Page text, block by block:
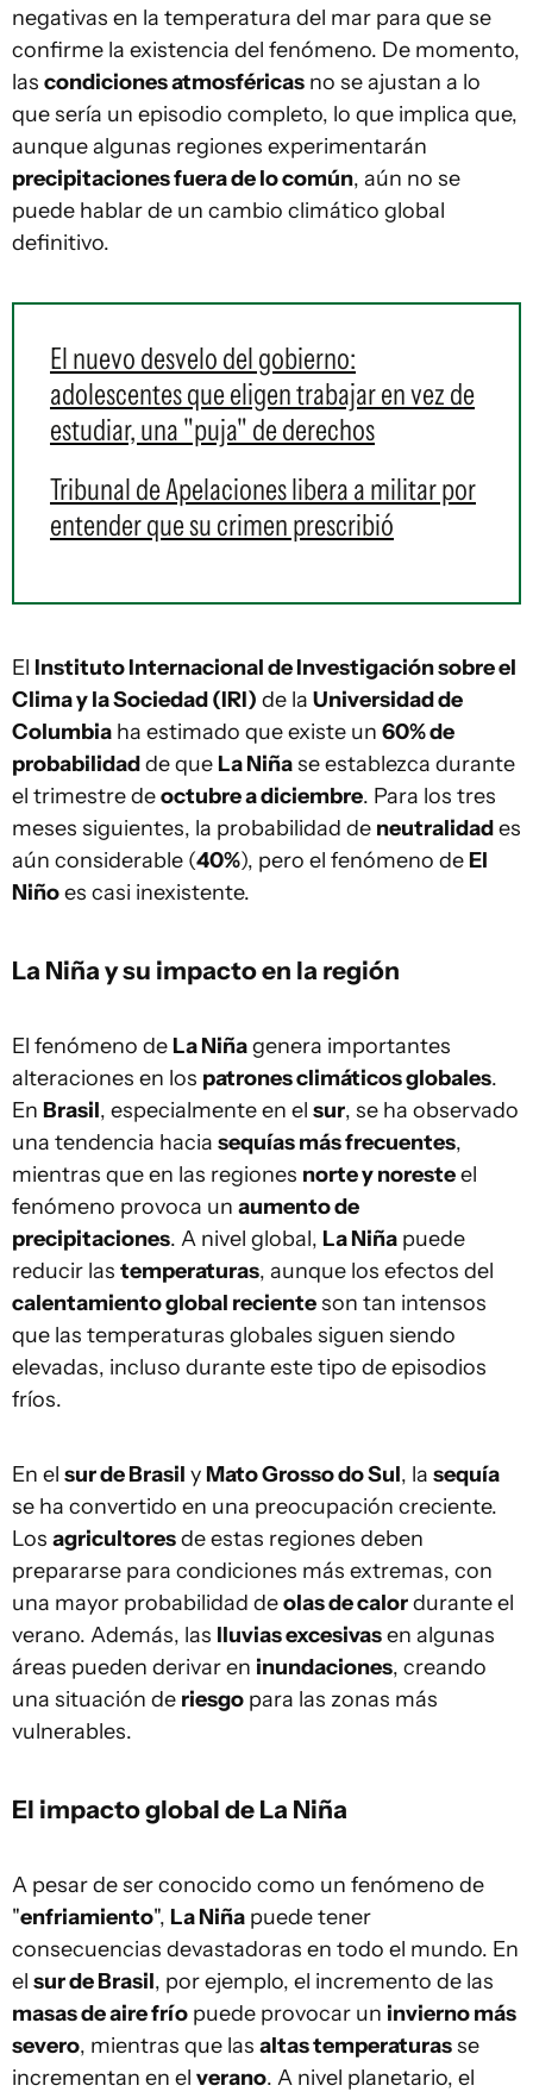
negativas en la temperatura del mar para que se
confirme la existencia del fenómeno. De momento,
las condiciones atmosféricas no se ajustan a lo
que sería un episodio completo, lo que implica que,
aunque algunas regiones experimentarán
precipitaciones fuera de lo común, aún no se
puede hablar de un cambio climático global
definitivo.
El nuevo desvelo del gobierno:
adolescentes que eligen trabajar en vez de
estudiar, una "puja" de derechos
Tribunal de Apelaciones libera a militar por
entender que su crimen prescribió
El Instituto Internacional de Investigación sobre el
Clima y la Sociedad (IRI) de la Universidad de
Columbia ha estimado que existe un 60% de
probabilidadde que La Niñase establezca durante
el trimestre deoctubre a diciembre. Para los tres
meses siguientes, la probabilidad de neutralidades
aún considerable (40%), pero el fenómeno de El
Niñoes casi inexistente.
La Niña y su impacto en la región
El fenómeno de La Niñagenera importantes
alteraciones en los patrones climáticos globales.
En Brasil, especialmente en el sur, se ha observado
una tendencia hacia sequías más frecuentes,
mientras que en las regiones norte y noresteel
fenómeno provoca un aumento de
precipitaciones. A nivel global, La Niña puede
reducir las temperaturas, aunque los efectos del
calentamiento global recienteson tan intensos
que las temperaturas globales siguen siendo
elevadas, incluso durante este tipo de episodios
fríos.
En el sur de Brasil y Mato Grosso do Sul, la sequía
se ha convertido en una preocupación creciente.
Los agricultoresde estas regiones deben
prepararse para condiciones más extremas, con
una mayor probabilidad deolas de calordurante el
verano. Además, las lluvias excesivasen algunas
áreas pueden derivar en inundaciones, creando
una situación de riesgo para las zonas más
vulnerables.
El impacto global de La Niña
A pesar de ser conocido como un fenómeno de
"enfriamiento", La Niña puede tener
consecuencias devastadoras en todo el mundo. En
el sur de Brasil, por ejemplo, el incremento de las
masas de aire frío puede provocar un invierno más
severo, mientras que las altas temperaturasse
incrementan en el verano. A nivel planetario, el